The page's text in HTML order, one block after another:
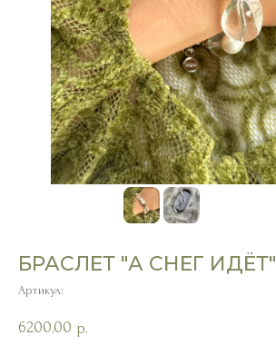
БРАСЛЕТ "А СНЕГ ИДЁТ"
Артикул:
6200,00 р.